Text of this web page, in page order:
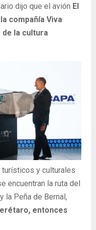
dijo que el avión El
compañía Viva
de la cultura
y culturales
encuentran la ruta del
la Peña de Bernal,
entonces